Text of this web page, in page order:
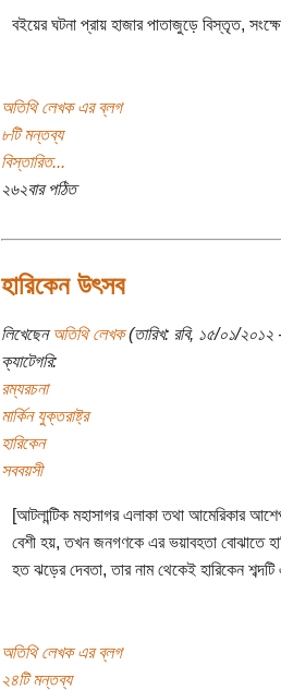
বইয়ের ঘটনা প্রায় হাজার পাতাজুড়ে বিস্তৃত,
অতিথি লেখক এর ব্লগ
৮টি মন্তব্য
বিস্তারিত...
২৬২বার পঠিত
হারিকেন উৎসব
লিখেছেনঅতিথি লেখক(তারিখ: রবি, ১৫/০১/২০১২
ক্যাটেগরি:
রম্যরচনা
মার্কিন যুক্তরাষ্ট্র
হারিকেন
সববয়সী
[আটলান্টিক মহাসাগর এলাকা তথা আমেরিকার
বেশী হয়, তখন জনগণকে এর ভয়াবহতা বোঝাতে
হত ঝড়ের দেবতা, তার নাম থেকেই হারিকেন
অতিথি লেখক এর ব্লগ
২৪টি মন্তব্য